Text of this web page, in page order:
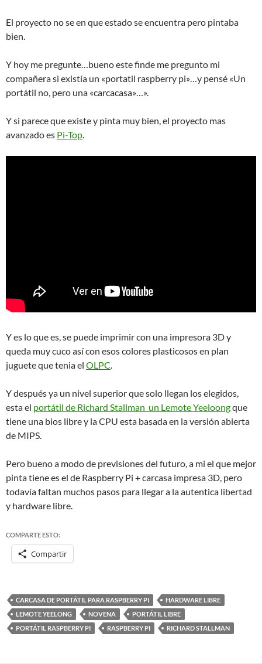
El proyecto no se en que estado se encuentra pero pintaba
bien.
Y hoy me pregunte…bueno este finde me pregunto mi
compañera si existía un «portatil raspberry pi»…y pensé «Un
portátil no, pero una «carcacasa»…».
Y si parece que existe y pinta muy bien, el proyecto mas
avanzado es Pi-Top.
Y es lo que es, se puede imprimir con una impresora 3D y
queda muy cuco así con esos colores plasticosos en plan
juguete que tenia el OLPC.
Y después ya un nivel superior que solo llegan los elegidos,
esta el portátil de Richard Stallman un Lemote Yeeloongque
tiene una bios libre y la CPU esta basada en la versión abierta
de MIPS.
Pero bueno a modo de previsiones del futuro, a mi el que mejor
pinta tiene es el de Raspberry Pi + carcasa impresa 3D, pero
todavía faltan muchos pasos para llegar a la autentica libertad
y hardware libre.
COMPARTE ESTO:
Compartir
CARCASA DE PORTÁTIL PARA RASPBERRY PI
HARDWARE LIBRE
LEMOTE YEELONG
NOVENA
PORTÁTIL LIBRE
PORTÁTIL RASPBERRY PI
RASPBERRY PI RICHARD STALLMAN